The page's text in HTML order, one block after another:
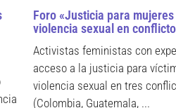
Foro «Justicia para
violencia sexual en
Activistas feministas con
acceso a la justicia para
violencia sexual en tres
(Colombia, Guatemala, ...